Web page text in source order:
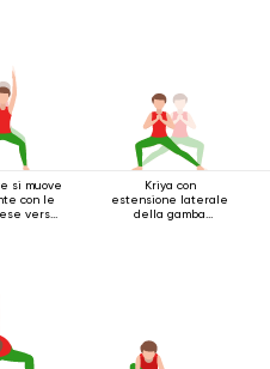
si muove
con le
verso
Kriya con
estensione laterale
della gamba